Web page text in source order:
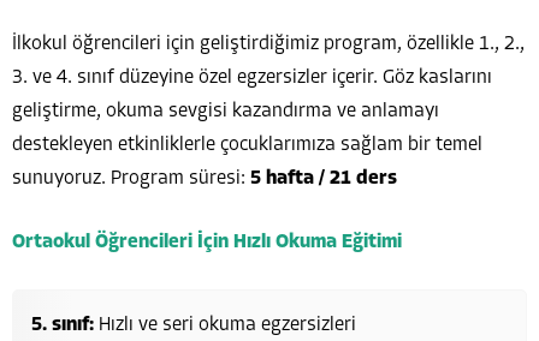
İlkokul öğrencileri için geliştirdiğimiz program, özellikle 1., 2.,
3. ve 4. sınıf düzeyine özel egzersizler içerir. Göz kaslarını
geliştirme, okuma sevgisi kazandırma ve anlamayı
destekleyen etkinliklerle çocuklarımıza sağlam bir temel
sunuyoruz. Program süresi: 5 hafta / 21 ders
Ortaokul Öğrencileri İçin Hızlı Okuma Eğitimi
5. sınıf: Hızlı ve seri okuma egzersizleri